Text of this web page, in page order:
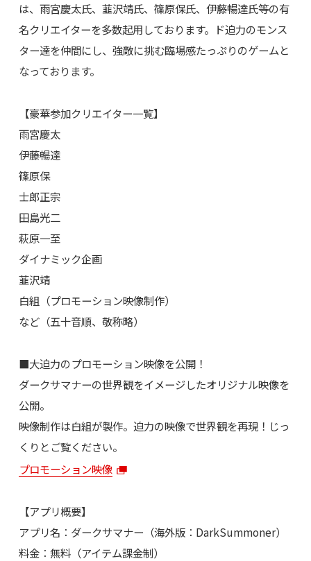
は、雨宮慶太氏、韮沢靖氏、篠原保氏、伊藤暢達氏等の有
名クリエイターを多数起用しております。ド迫力のモンス
ター達を仲間にし、強敵に挑む臨場感たっぷりのゲームと
なっております。
【豪華参加クリエイター一覧】
雨宮慶太
伊藤暢達
篠原保
士郎正宗
田島光二
萩原一至
ダイナミック企画
韮沢靖
白組（プロモーション映像制作）
など（五十音順、敬称略）
■大迫力のプロモーション映像を公開！
ダークサマナーの世界観をイメージしたオリジナル映像を
公開。
映像制作は白組が製作。迫力の映像で世界観を再現！じっ
くりとご覧ください。
プロモーション映像
【アプリ概要】
アプリ名：ダークサマナー（海外版：DarkSummoner）
料金：無料（アイテム課金制）